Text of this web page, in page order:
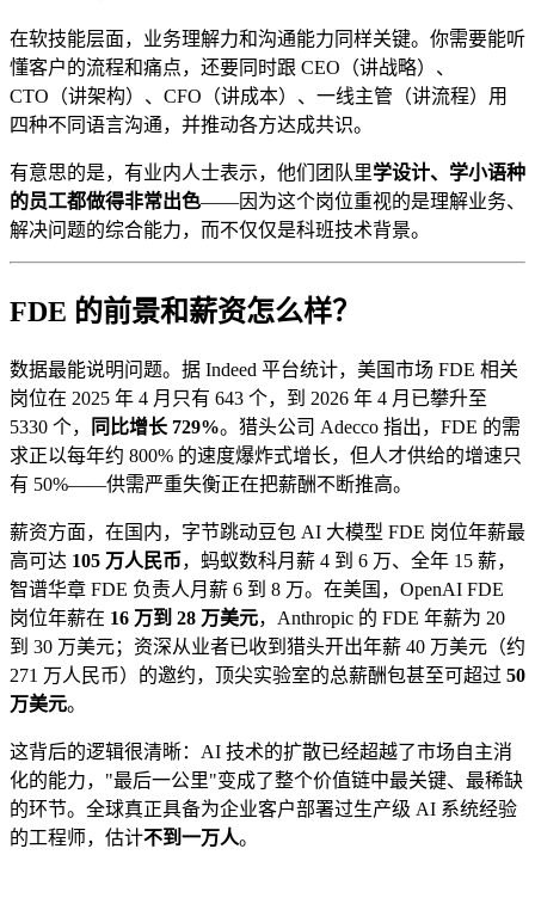
在软技能层面，业务理解力和沟通能力同样关键。你需要能听
懂客户的流程和痛点，还要同时跟 CEO（讲战略）、
CTO（讲架构）、CFO（讲成本）、一线主管（讲流程）用
四种不同语言沟通，并推动各方达成共识。
有意思的是，有业内人士表示，他们团队里学设计、学小语种
的员工都做得非常出色——因为这个岗位重视的是理解业务、
解决问题的综合能力，而不仅仅是科班技术背景。
FDE 的前景和薪资怎么样？​
数据最能说明问题。据 Indeed 平台统计，美国市场 FDE 相关
岗位在 2025 年 4 月只有 643 个，到 2026 年 4 月已攀升至
5330 个，
同比增长 729%​。猎头公司 Adecco 指出，FDE 的需
求正以每年约 800% 的速度爆炸式增长，但人才供给的增速只
有 50%——供需严重失衡正在把薪酬不断推高。
薪资方面，在国内，字节跳动豆包 AI 大模型 FDE 岗位年薪最
高可达 105 万人民币，蚂蚁数科月薪 4 到 6 万、全年 15 薪，
智谱华章 FDE 负责人月薪 6 到 8 万。在美国，OpenAI FDE
岗位年薪在 16 万到 28 万美元，Anthropic 的 FDE 年薪为 20
到 30 万美元；资深从业者已收到猎头开出年薪 40 万美元（约
271 万人民币）的邀约，顶尖实验室的总薪酬包甚至可超过 50
万美元。
这背后的逻辑很清晰：AI 技术的扩散已经超越了市场自主消
化的能力，"最后一公里"变成了整个价值链中最关键、最稀缺
的环节。全球真正具备为企业客户部署过生产级 AI 系统经验
的工程师，估计不到一万人。